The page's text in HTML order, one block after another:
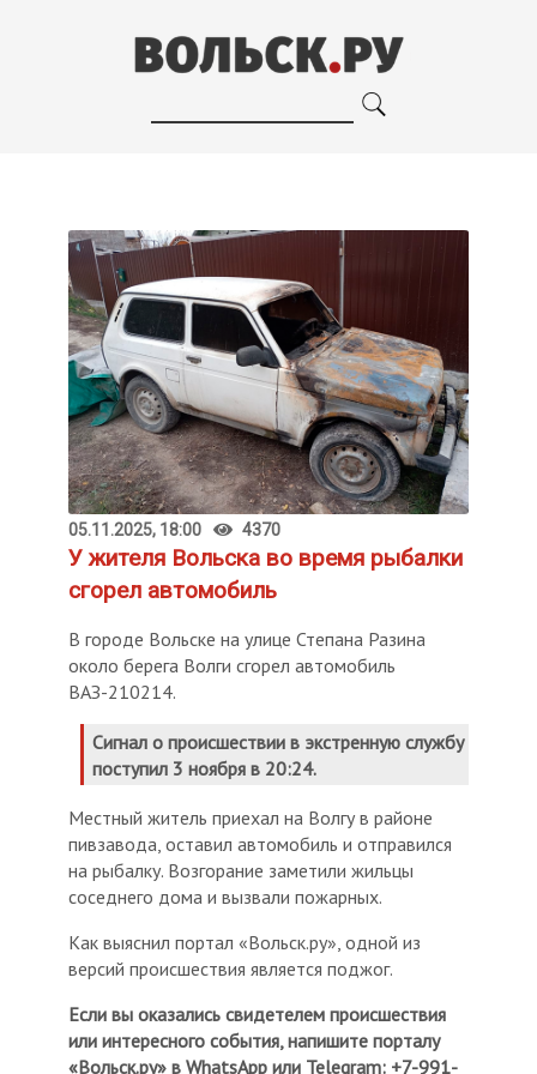
05.11.2025, 18:00 4370
У жителя Вольска во время рыбалки
сгорел автомобиль
В городе Вольске на улице Степана Разина
около берега Волги сгорел автомобиль
ВАЗ-210214.
Сигнал о происшествии в экстренную службу
поступил 3 ноября в 20:24.
Местный житель приехал на Волгу в районе
пивзавода, оставил автомобиль и отправился
на рыбалку. Возгорание заметили жильцы
соседнего дома и вызвали пожарных.
Как выяснил портал «Вольск.ру», одной из
версий происшествия является поджог.
Если вы оказались свидетелем происшествия
или интересного события, напишите порталу
«Вольск.ру» в WhatsApp или Telegram: +7-991-